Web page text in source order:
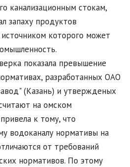
канализационным стокам,
запаху продуктов
источником которого может
показала превышение
разработанных ОАО
(Казань) и утвержденых
на омском
к тому, что
водоканалу нормативы на
от требований
нормативов. По этому